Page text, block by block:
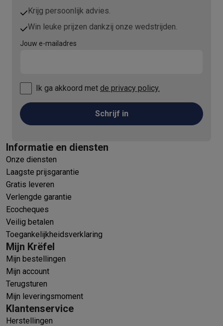
Krijg persoonlijk advies.
Win leuke prijzen dankzij onze wedstrijden.
Jouw e-mailadres
Ik ga akkoord met de privacy policy.
Schrijf in
Informatie en diensten
Onze diensten
Laagste prijsgarantie
Gratis leveren
Verlengde garantie
Ecocheques
Veilig betalen
Toegankelijkheidsverklaring
Mijn Krëfel
Mijn bestellingen
Mijn account
Terugsturen
Mijn leveringsmoment
Klantenservice
Herstellingen